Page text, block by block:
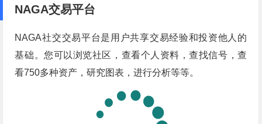
NAGA交易平台
NAGA社交交易平台是用户共享交易经验和投资他人的
基础。您可以浏览社区，查看个人资料，查找信号，查
看750多种资产，研究图表，进行分析等等。